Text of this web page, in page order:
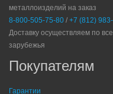
металлоизделий на заказ
8-800-505-75-80 / +7 (812)
Доставку осуществляем по
зарубежья
Покупателям
Гарантии